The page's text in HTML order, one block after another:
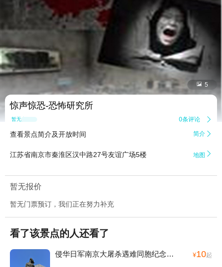
 5
惊声惊恐-恐怖研究所
暂无点评 0条评论 
查看景点简介及开放时间 简介 
江苏省南京市秦淮区汉中路27号友谊广场5楼 地图 
暂无报价
暂无门票预订，我们正在努力补充
看了该景点的人还看了
侵华日军南京大屠杀遇难同胞纪念馆 ¥10起